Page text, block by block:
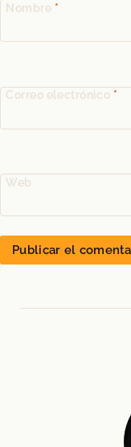
Nombre *
Correo electrónico *
Web